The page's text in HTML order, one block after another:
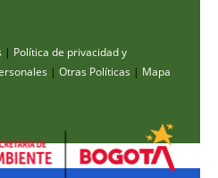
| Política de privacidad y
| Otras Políticas | Mapa